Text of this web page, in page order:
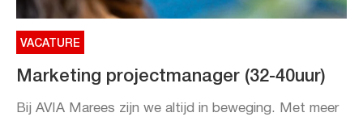
VACATURE
Marketing projectmanager (32-40uur)
Bij AVIA Marees zijn we altijd in beweging. Met meer